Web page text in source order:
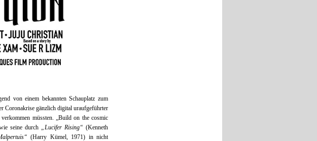
von einem bekannten Schauplatz zum
Coronakrise gänzlich digital uraufgeführter
müssten. „Build on the cosmic
seine durch „Lucifer Rising“ (Kenneth
(Harry Kümel, 1971) in nicht